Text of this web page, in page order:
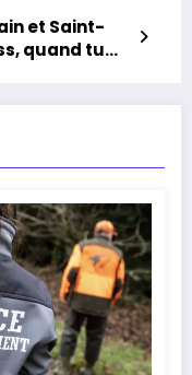
et Saint-
quand tu